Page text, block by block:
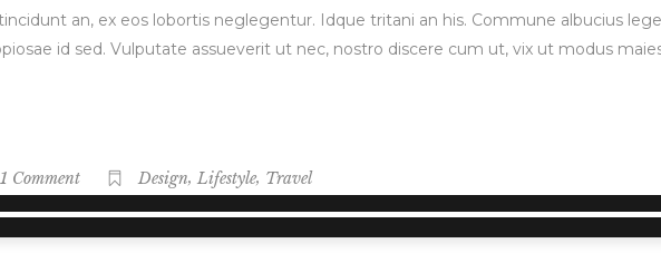
an, ex eos lobortis neglegentur. Idque tritani an his. Commune albucius
id sed. Vulputate assueverit ut nec, nostro discere cum ut, vix ut modus
1 Comment Design, Lifestyle, Travel